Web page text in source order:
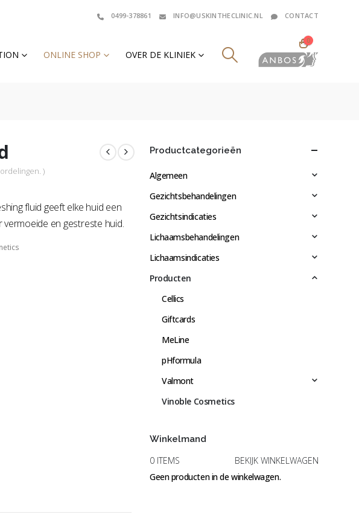
0499-378861 INFO@USKINTHECLINIC.NL CONTACT
ONLINE SHOP OVER DE KLINIEK
0
)
fluid geeft elke huid een
vermoeide en gestreste huid.
Productcategorieën
Algemeen
Gezichtsbehandelingen
Gezichtsindicaties
Lichaamsbehandelingen
Lichaamsindicaties
Producten
Cellics
Giftcards
MeLine
pHformula
Valmont
Vinoble Cosmetics
Winkelmand
0 ITEMS
BEKIJK WINKELWAGEN
Geen producten in de winkelwagen.